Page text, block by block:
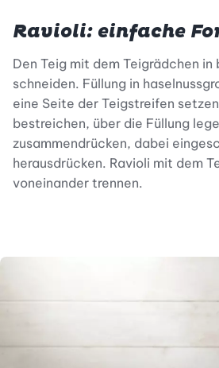
Ravioli: einfache
Den Teig mit dem Teigrädchen
schneiden. Füllung in
eine Seite der Teigstreifen
bestreichen, über die Füllung
zusammendrücken, dabei
herausdrücken. Ravioli mit dem
voneinander trennen.